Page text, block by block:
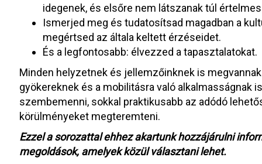
idegenek, és elsőre nem látszanak túl
Ismerjed meg és tudatosítsad magadban a
megértsed az általa keltett érzéseidet.
És a legfontosabb: élvezzed a tapasztalatokat.
Minden helyzetnek és jellemzőinknek is
gyökereknek és a mobilitásra való alkalmasságnak
szembemenni, sokkal praktikusabb az adódó
körülményeket megteremteni.
Ezzel a sorozattal ehhez akartunk hozzájárulni
megoldások, amelyek közül választani lehet.